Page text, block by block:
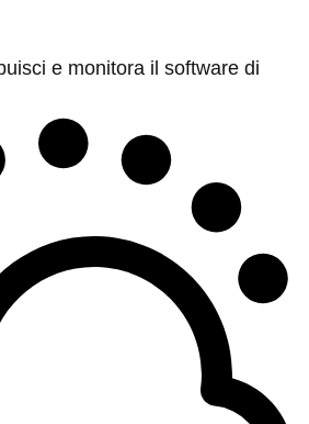
e monitora il software di